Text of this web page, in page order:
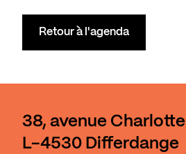
Retour à l'agenda
38, avenue Charlotte
L-4530 Differdange